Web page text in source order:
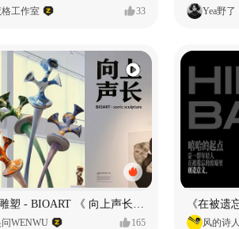
格工作室 33 Yea野了
WENWU 165 风的诗人